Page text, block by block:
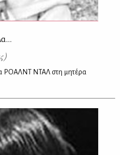
ΡΟΑΛΝΤ ΝΤΑΛ στη μητέρα